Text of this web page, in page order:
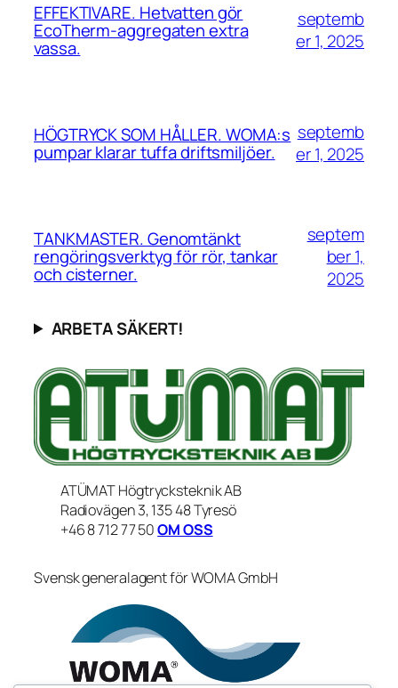
EFFEKTIVARE. Hetvatten gör
EcoTherm-aggregaten extra
vassa.
septemb
er 1, 2025
HÖGTRYCK SOM HÅLLER. WOMA:s
pumpar klarar tuffa driftsmiljöer.
septemb
er 1, 2025
TANKMASTER. Genomtänkt
rengöringsverktyg för rör, tankar
och cisterner.
septem
ber 1,
2025
ARBETA SÄKERT!
ATÜMAT Högtrycksteknik AB
Radiovägen 3, 135 48 Tyresö
+46 8 712 77 50OM OSS
Svensk generalagent för WOMA GmbH